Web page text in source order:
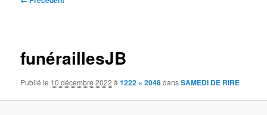
funéraillesJB
Publié le 10 décembre 2022 à1222 × 2048dansSAMEDI DE RIRE